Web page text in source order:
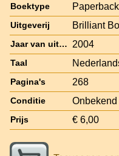
Boektype Paperback
Uitgeverij Brilliant
Jaar van uitgave 2004
Taal
Pagina's 268
Conditie Onbekend
Prijs € 6,00